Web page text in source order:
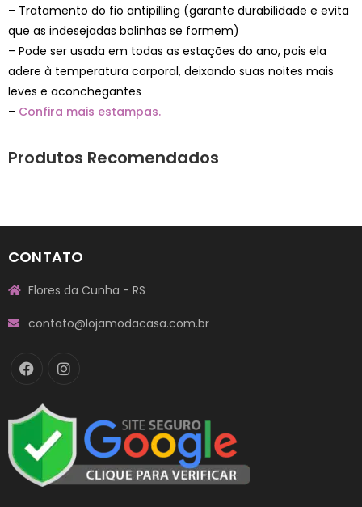
– Tratamento do fio antipilling (garante durabilidade e evita
que as indesejadas bolinhas se formem)
– Pode ser usada em todas as estações do ano, pois ela
adere à temperatura corporal, deixando suas noites mais
leves e aconchegantes
– Confira mais estampas.
Produtos Recomendados
CONTATO
Flores da Cunha - RS
contato@lojamodacasa.com.br